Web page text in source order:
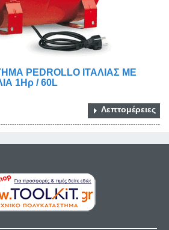
PEDROLLO ΙΤΑΛΙΑΣ ΜΕ
1Ηρ / 60L
Λεπτομέρειες